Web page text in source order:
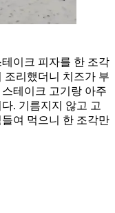
이크 피자를 한 조각
조리했더니 치즈가 부
테이크 고기랑 아주
. 기름지지 않고 고
여 먹으니 한 조각만